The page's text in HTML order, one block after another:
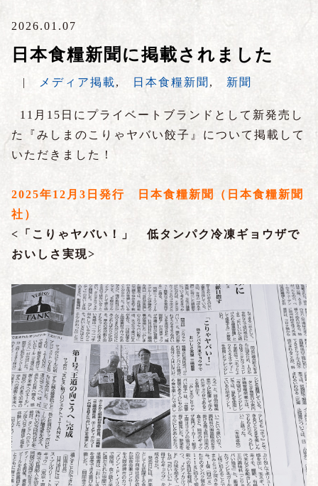
2026.01.07
日本食糧新聞に掲載されました
| メディア掲載, 日本食糧新聞 , 新聞
11月15日にプライベートブランドとして新発売し
た『みしまのこりゃヤバい餃子』について掲載して
いただきました！
2025年12月3日発行 日本食糧新聞（日本食糧新聞
社）
<「こりゃヤバい！
」 低タンパク冷凍ギョウザで
おいしさ実現>